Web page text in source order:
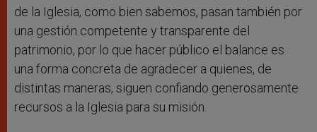
de la Iglesia, como bien sabemos, pasan también por
una gestión competente y transparente del
patrimonio, por lo que hacer público el balance es
una forma concreta de agradecer a quienes, de
distintas maneras, siguen confiando generosamente
recursos a la Iglesia para su misión.